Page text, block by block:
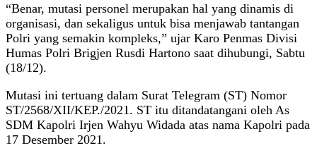
“Benar, mutasi personel merupakan hal yang dinamis di
organisasi, dan sekaligus untuk bisa menjawab tantangan
Polri yang semakin kompleks,” ujar Karo Penmas Divisi
Humas Polri Brigjen Rusdi Hartono saat dihubungi, Sabtu
(18/12).
Mutasi ini tertuang dalam Surat Telegram (ST) Nomor
ST/2568/XII/KEP./2021. ST itu ditandatangani oleh As
SDM Kapolri Irjen Wahyu Widada atas nama Kapolri pada
17 Desember 2021.